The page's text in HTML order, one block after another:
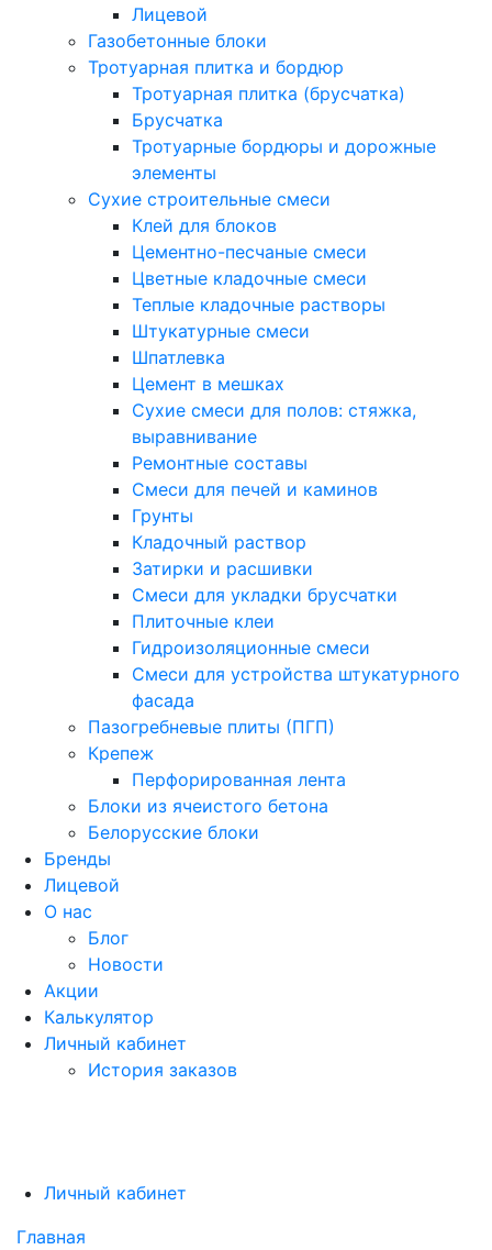
Лицевой
Газобетонные блоки
Тротуарная плитка и бордюр
Тротуарная плитка (брусчатка)
Брусчатка
Тротуарные бордюры и дорожные
элементы
Сухие строительные смеси
Клей для блоков
Цементно-песчаные смеси
Цветные кладочные смеси
Теплые кладочные растворы
Штукатурные смеси
Шпатлевка
Цемент в мешках
Сухие смеси для полов: стяжка,
выравнивание
Ремонтные составы
Смеси для печей и каминов
Грунты
Кладочный раствор
Затирки и расшивки
Смеси для укладки брусчатки
Плиточные клеи
Гидроизоляционные смеси
Смеси для устройства штукатурного
фасада
Пазогребневые плиты (ПГП)
Крепеж
Перфорированная лента
Блоки из ячеистого бетона
Белорусские блоки
Бренды
Лицевой
О нас
Блог
Новости
Акции
Калькулятор
Личный кабинет
История заказов
Личный кабинет
Главная